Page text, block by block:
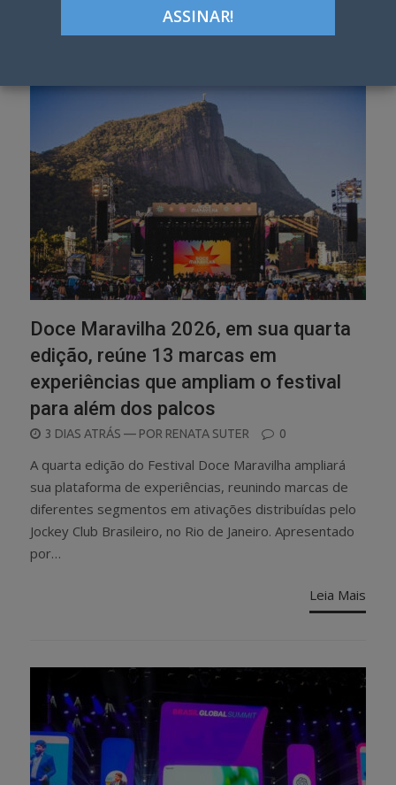
Eventos
Doce Maravilha 2026, em sua quarta
edição, reúne 13 marcas em
experiências que ampliam o festival
para além dos palcos
POSTED
3 DIAS ATRÁS — POR RENATA SUTER 0
A quarta edição do Festival Doce Maravilha ampliará
sua plataforma de experiências, reunindo marcas de
diferentes segmentos em ativações distribuídas pelo
Jockey Club Brasileiro, no Rio de Janeiro. Apresentado
por…
Leia Mais